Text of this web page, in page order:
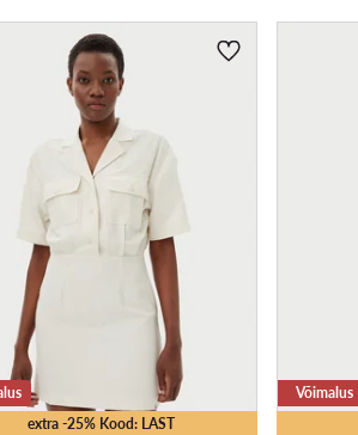
extra -25% Kood: LAST
Võimalus